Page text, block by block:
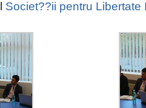
Societ??ii pentru Libertate